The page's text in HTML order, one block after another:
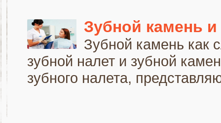
Зубной камень и
Зубной камень как
зубной налет и зубной
зубного налета,